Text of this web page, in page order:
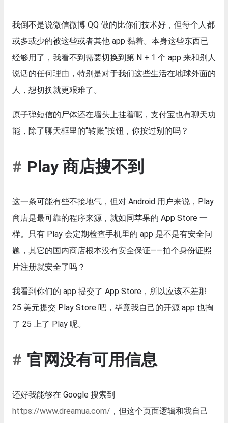
我倒不是说微信微博 QQ 做的比你们技术好，但每个人都
或多或少的被这些或者其他 app 黏着。本身这些东西已
经够用了，我看不到需要切换到第 N + 1 个 app 来和别人
说话的任何理由，特别是对于我们这些生活在地球外面的
人，想切换就更艰难了。
原子弹短信的尸体还在墙头上挂着呢，支付宝也有聊天功
能，除了聊天框里的“转账”按钮，你按过别的吗？
Play 商店搜不到
这一条可能有些不接地气，但对 Android 用户来说，Play
商店是最可靠的程序来源，就如同苹果的 App Store 一
样。只有 Play 会定期检查手机里的 app 是不是有安全问
题，其它的国内商店根本没有安全保证——拍个身份证照
片注册就安全了吗？
我看到你们的 app 提交了 App Store，所以应该不差那
25 美元提交 Play Store 吧，毕竟我自己的开源 app 也掏
了 25 上了 Play 呢。
官网没有可用信息
还好我能够在 Google 搜索到
https://www.dreamua.com/ ，但这个页面逻辑和我自己